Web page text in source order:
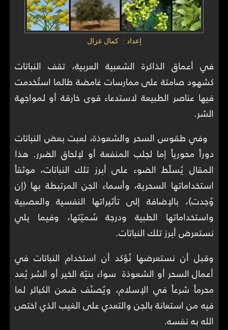
إعداد : كمال غزال
في أعماق الذاكرة الشعبية العربية، تقف النباتات
كشهود صامتة على ممارسات غامضة طالما استُخدمت
فيها عناصر الطبيعة لاستدعاء قوى خارقة أو لمواجهة
الشر.
وفي طقوس السحر والشعوذة، لعبت بعض النباتات
دوراً محورياً إما لجلب المنفعة أو لإلحاق الضرر. هذا
المقال يُسلّط الضوء على أبرز تلك النباتات، موثقاً
استخداماتها السحرية، وأسماء الجن المرتبطة بها (إن
وُجدت)، بالإضافة إلى تأثيراتها النفسية والعصبية
واستخداماتها الطبية ودرجة سُميّتها، وفيما يلي
نستعرض أبرز تلك النباتات.
وقبل أن نستعرضها نُؤكد أن استخدام النباتات في
أعمال السحر أو الشعوذة سواء بنيّة الخير أو الشر يُعد
محرماً شرعاً في الإسلام، ويُصنّف ضمن الكبائر لما
فيه من استعانة بالجن والتعدي على الغيب الذي اختص
الله به نفسه.